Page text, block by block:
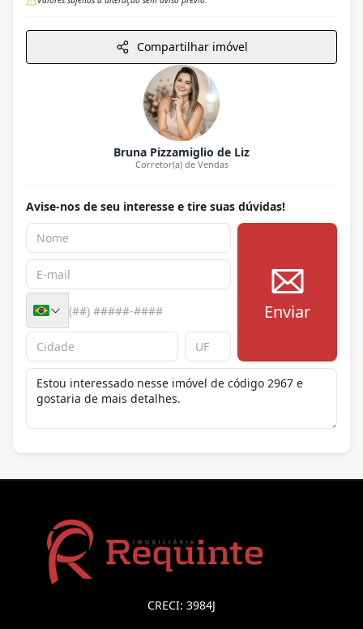
Compartilhar imóvel
Bruna Pizzamiglio de Liz
Corretor(a) de Vendas
Avise-nos de seu interesse e tire suas dúvidas!
Enviar
CRECI: 3984J